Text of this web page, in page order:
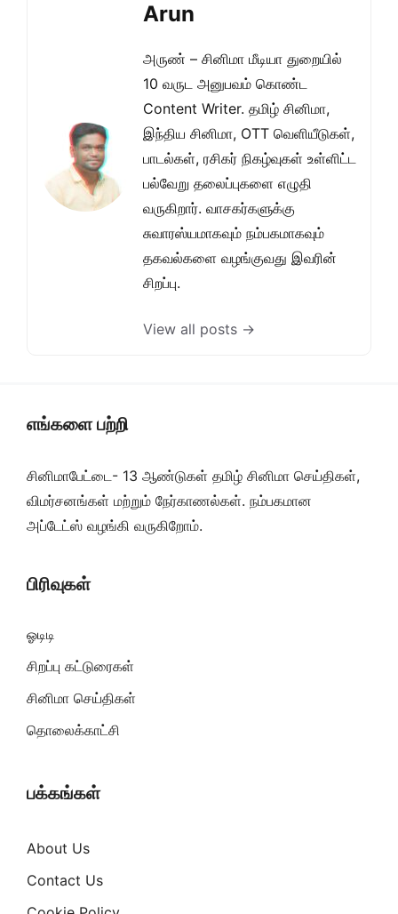
Arun
அருண் – சினிமா மீடியா துறையில்
10 வருட அனுபவம் கொண்ட
Content Writer. தமிழ் சினிமா,
இந்திய சினிமா, OTT வெளியீடுகள்,
பாடல்கள், ரசிகர் நிகழ்வுகள் உள்ளிட்ட
பல்வேறு தலைப்புகளை எழுதி
வருகிறார். வாசகர்களுக்கு
சுவாரஸ்யமாகவும் நம்பகமாகவும்
தகவல்களை வழங்குவது இவரின்
சிறப்பு.
View all posts →
எங்களை பற்றி
சினிமாபேட்டை- 13 ஆண்டுகள் தமிழ் சினிமா செய்திகள்,
விமர்சனங்கள் மற்றும் நேர்காணல்கள். நம்பகமான
அப்டேட்ஸ் வழங்கி வருகிறோம்.
பிரிவுகள்
ஓடிடி
சிறப்பு கட்டுரைகள்
சினிமா செய்திகள்
தொலைக்காட்சி
பக்கங்கள்
About Us
Contact Us